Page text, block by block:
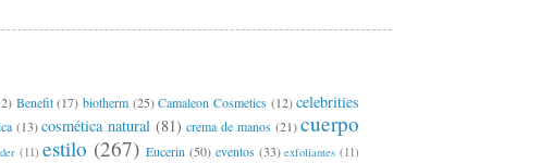
Benefit (17) biotherm (25) Camaleon Cosmetics (12) celebrities
(13) cosmética natural (81) crema de manos (21) cuerpo
(11) estilo (267) Eucerin (50) eventos (33) exfoliantes (11)